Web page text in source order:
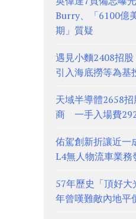
Burry、「6100億
期」質疑
遇見小麵2408招
引入海底撈等為基
天域半導體2658
商 一手入場費
佑駕創新折讓近
L4無人物流車業務
57年歷史「頂好
年曾嘆難敵內地平